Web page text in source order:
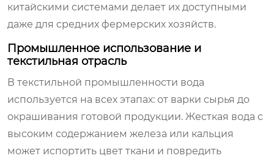
китайскими системами делает их доступными
даже для средних фермерских хозяйств.
Промышленное использование и
текстильная отрасль
В текстильной промышленности вода
используется на всех этапах: от варки сырья до
окрашивания готовой продукции. Жесткая вода с
высоким содержанием железа или кальция
может испортить цвет ткани и повредить